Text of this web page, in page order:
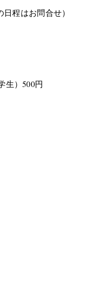
程はお問合せ）
生）500円